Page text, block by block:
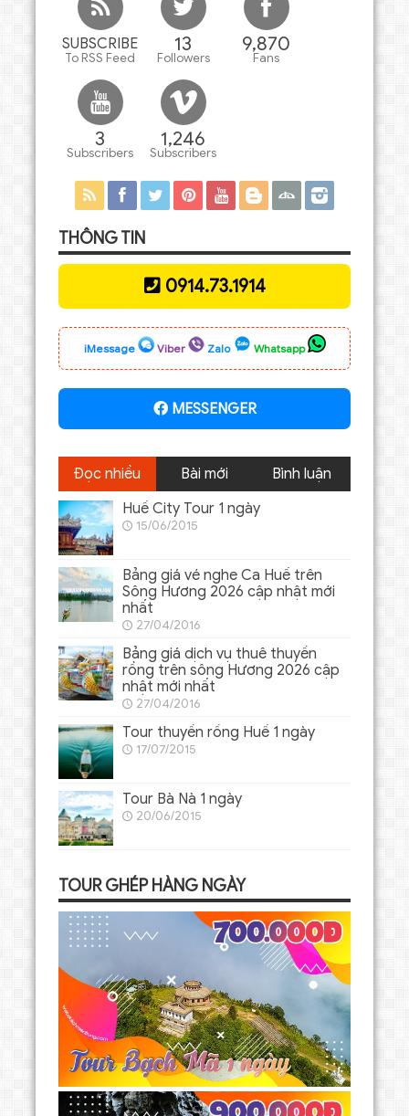
SUBSCRIBE
To RSS Feed
13
Followers
9,870
Fans
3
Subscribers
1,246
Subscribers
THÔNG TIN
0914.73.1914
iMessage Viber Zalo Whatsapp
MESSENGER
Đọc nhiều Bài mới
Bình luận
Huế City Tour 1 ngày
15/06/2015
Bảng giá vé nghe Ca Huế trên
Sông Hương 2026 cập nhật mới
nhất
27/04/2016
Bảng giá dịch vụ thuê thuyền
rồng trên sông Hương 2026 cập
nhật mới nhất
27/04/2016
Tour thuyền rồng Huế 1 ngày
17/07/2015
Tour Bà Nà 1 ngày
20/06/2015
TOUR GHÉP HÀNG NGÀY